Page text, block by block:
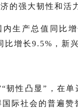
济的强大韧性和
内生产总值同比
比增长9.5%，
韧性凸显”，在
际社会的普遍